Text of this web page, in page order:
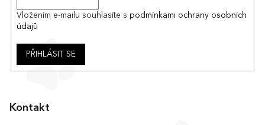
Vložením e-mailu souhlasíte s podmínkami ochrany osobních
údajů
PŘIHLÁSIT SE
Kontakt